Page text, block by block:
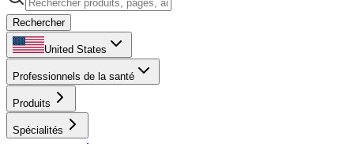
Rechercher
United States
Professionnels de la santé
Produits
Spécialités